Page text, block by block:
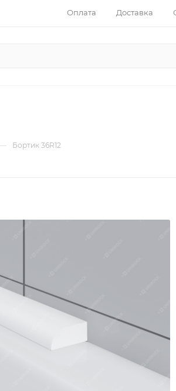
Оплата Доставка
Бортик 36R12